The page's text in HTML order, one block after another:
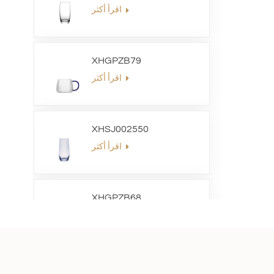
XHGPZB79
XHSJ002550
XHGPZB68